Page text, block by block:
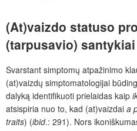
(At)vaizdo statuso
(tarpusavio) santykiai
Svarstant simptomų atpažinimo
(at)vaizdų simptomatologijai
dalyką identifikuoti prielaidas kaip
atsispiria nuo to, kad (at)vaizdai a
traits) (ibid.: 291). Nors